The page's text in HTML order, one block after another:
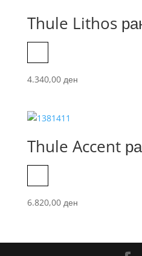
Thule Lithos
4.340,00 ден
Thule Accent
6.820,00 ден